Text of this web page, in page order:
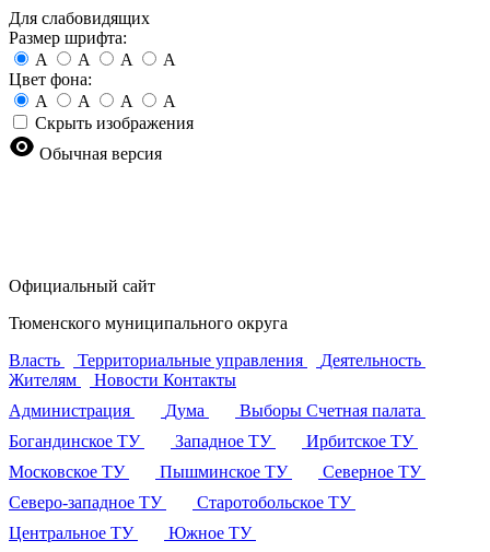
Для слабовидящих
Размер шрифта:
A
A A
A
Цвет фона:
A
A A
A
Скрыть изображения
Обычная версия
Официальный сайт
Тюменского муниципального округа
Власть
Территориальные управления
Деятельность
Жителям
Новости Контакты
Администрация
Дума Выборы Счетная палата
Богандинское ТУ
Западное ТУ
Ирбитское ТУ
Московское ТУ
Пышминское ТУ
Северное ТУ
Северо-западное ТУ
Старотобольское ТУ
Центральное ТУ
Южное ТУ